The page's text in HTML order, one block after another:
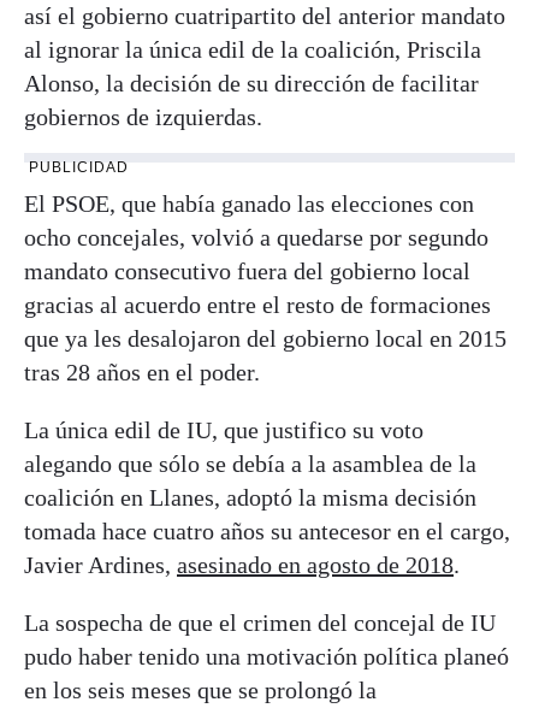
así el gobierno cuatripartito del anterior mandato
al ignorar la única edil de la coalición, Priscila
Alonso, la decisión de su dirección de facilitar
gobiernos de izquierdas.
PUBLICIDAD
El PSOE, que había ganado las elecciones con
ocho concejales, volvió a quedarse por segundo
mandato consecutivo fuera del gobierno local
gracias al acuerdo entre el resto de formaciones
que ya les desalojaron del gobierno local en 2015
tras 28 años en el poder.
La única edil de IU, que justifico su voto
alegando que sólo se debía a la asamblea de la
coalición en Llanes, adoptó la misma decisión
tomada hace cuatro años su antecesor en el cargo,
Javier Ardines, asesinado en agosto de 2018.
La sospecha de que el crimen del concejal de IU
pudo haber tenido una motivación política planeó
en los seis meses que se prolongó la